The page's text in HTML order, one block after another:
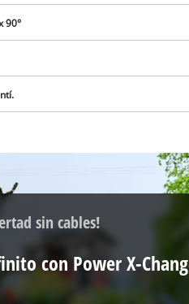
cargar
90°
sin cables!
con Power X-